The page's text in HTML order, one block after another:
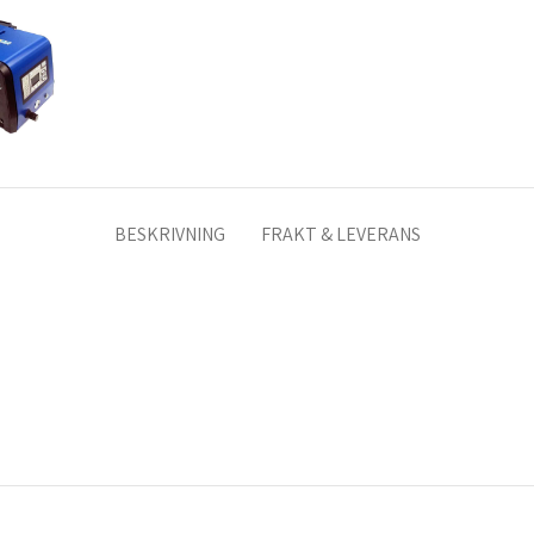
BESKRIVNING FRAKT & LEVERANS